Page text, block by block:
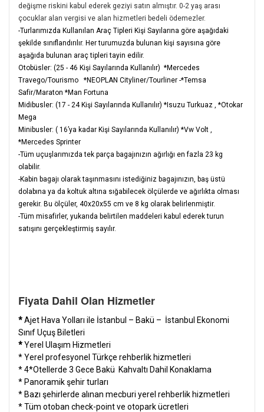
değişme riskini kabul ederek geziyi satın almıştır. 0-2 yaş arası
çocuklar alan vergisi ve alan hizmetleri bedeli ödemezler.
-Turlarımızda Kullanılan Araç Tipleri Kişi Sayılarına göre aşağıdaki
şekilde sınıflandırılır. Her turumuzda bulunan kişi sayısına göre
aşağıda bulunan araç tipleri tayin edilir.
Otobüsler: (25 - 46 Kişi Sayılarında Kullanılır) *Mercedes
Travego/Tourismo *NEOPLAN Cityliner/Tourliner -*Temsa
Safir/Maraton *Man Fortuna
Midibusler: (17 - 24 Kişi Sayılarında Kullanılır) *Isuzu Turkuaz , *Otokar
Mega
Minibusler: ( 16’ya kadar Kişi Sayılarında Kullanılır) *Vw Volt ,
*Mercedes Sprinter
-Tüm uçuşlarımızda tek parça bagajınızın ağırlığı en fazla 23 kg
olabilir.
-Kabin bagajı olarak taşınmasını istediğiniz bagajınızın, baş üstü
dolabına ya da koltuk altına sığabilecek ölçülerde ve ağırlıkta olması
gerekir. Bu ölçüler, 40x20x55 cm ve 8 kg olarak belirlenmiştir.
-Tüm misafirler, yukarıda belirtilen maddeleri kabul ederek turun
satışını gerçekleştirmiş sayılır.
Fiyata Dahil Olan Hizmetler
*Ajet Hava Yolları ile İstanbul – Bakü – İstanbul Ekonomi
Sınıf Uçuş Biletleri
*Yerel Ulaşım Hizmetleri
* Yerel profesyonel Türkçe rehberlik hizmetleri
* 4*Otellerde 3 Gece Bakü Kahvaltı Dahil Konaklama
* Panoramik şehir turları
* Bazı şehirlerde alınan mecburi yerel rehberlik hizmetleri
* Tüm otoban check-point ve otopark ücretleri